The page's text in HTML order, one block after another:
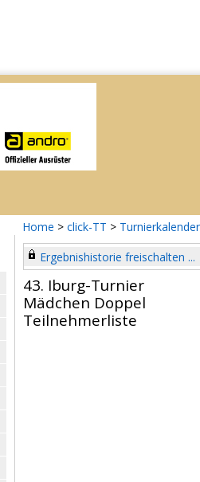
Home > click-TT > Turnierkalender
Ergebnishistorie freischalten ...
43. Iburg-Turnier
Mädchen Doppel
Teilnehmerliste